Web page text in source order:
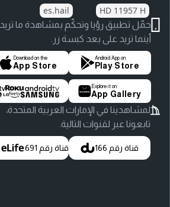
HD 11957 H
es.hail
حمّل تطبيق رؤيا وتحكّم بمشاهدة ما تريد
أينما تريد على بعد كبسة زر.
Android App on
Play Store
Download on the
App Store
Explore it on
App Gallery
لمشاهدينا في الإمارات العربية المتحدة،
تابعونا عبر لقنوات التالية.
قناة رقم 166 قناة رقم 691